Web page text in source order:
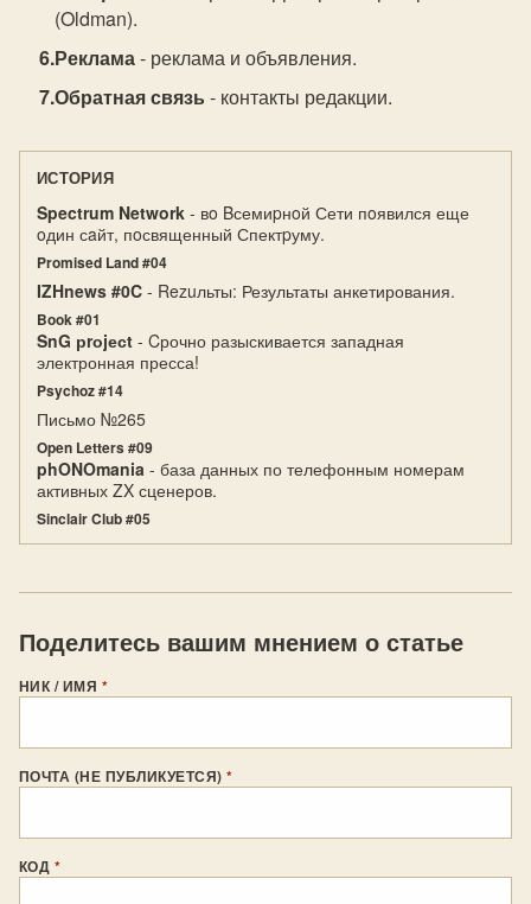
(Oldman).
Реклама- реклама и объявления.
Обратная связь - контакты редакции.
ИСТОРИЯ
Spectrum Network - вo Bсемиpнoй Сети пoявился еще
oдин сaйт, пoсвященный Спектpуму.
Promised Land #04
IZHnews #0C - Rezuльты: Результаты анкетирования.
Book #01
SnG рrоjесt - Cрочно разыскивается западная
электронная пресса!
Psychoz #14
Письмо №265
Open Letters #09
phONOmania - база данных по телефонным номерам
активных ZX сценеров.
Sinclair Club #05
Поделитесь вашим мнением о статье
НИК / ИМЯ *
ПОЧТА (НЕ ПУБЛИКУЕТСЯ)*
КОД *